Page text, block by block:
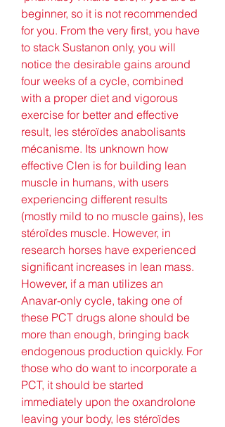
beginner, so it is not recommended
for you. From the very first, you have
to stack Sustanon only, you will
notice the desirable gains around
four weeks of a cycle, combined
with a proper diet and vigorous
exercise for better and effective
result, les stéroïdes anabolisants
mécanisme. Its unknown how
effective Clen is for building lean
muscle in humans, with users
experiencing different results
(mostly mild to no muscle gains), les
stéroïdes muscle. However, in
research horses have experienced
significant increases in lean mass.
However, if a man utilizes an
Anavar-only cycle, taking one of
these PCT drugs alone should be
more than enough, bringing back
endogenous production quickly. For
those who do want to incorporate a
PCT, it should be started
immediately upon the oxandrolone
leaving your body, les stéroïdes